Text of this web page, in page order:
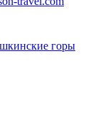
горы